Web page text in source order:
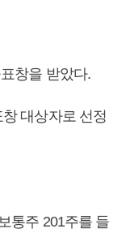
창을 받았다.
대상자로 선정
통주 201주를 들